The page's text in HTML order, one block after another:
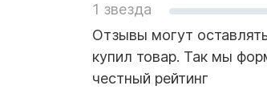
1 звезда
Отзывы могут
купил товар. Так мы
честный рейтинг